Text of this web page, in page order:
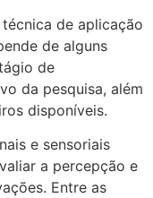
de aplicação
de alguns
de
da pesquisa, além
disponíveis.
e sensoriais
a percepção e
Entre as